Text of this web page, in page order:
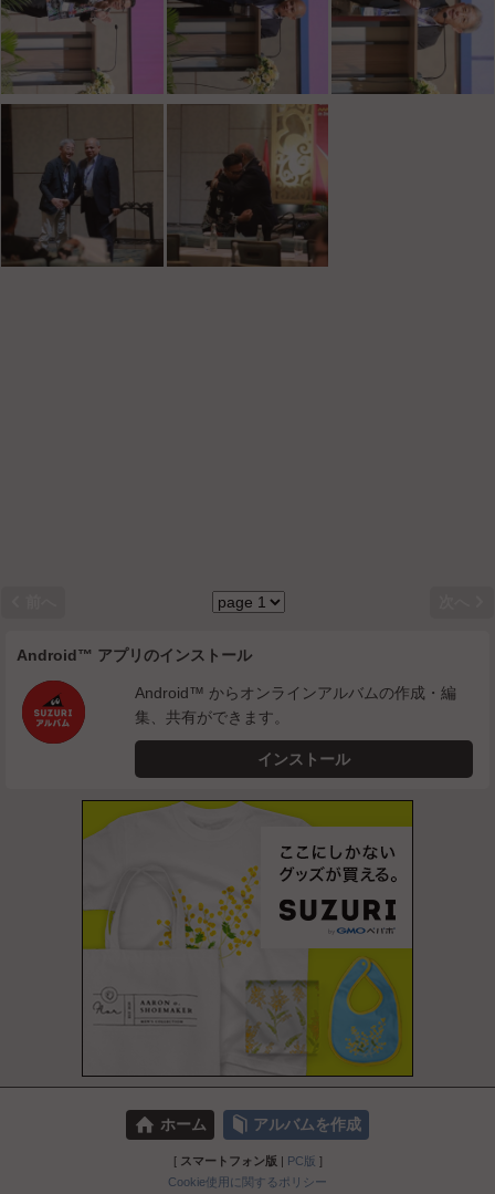
Android™ アプリのインストール
Android™ からオンラインアルバムの作成・編
集、共有ができます。
インストール
⌂ ホーム 📕 アルバムを作成
[ スマートフォン版 | PC版 ]
Cookie使用に関するポリシー